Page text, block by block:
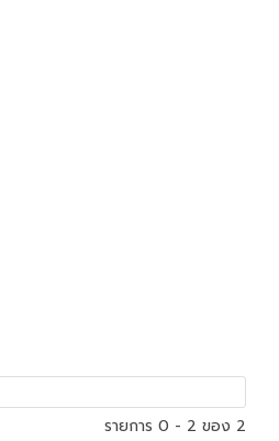
รายการ 0 - 2 ของ 2